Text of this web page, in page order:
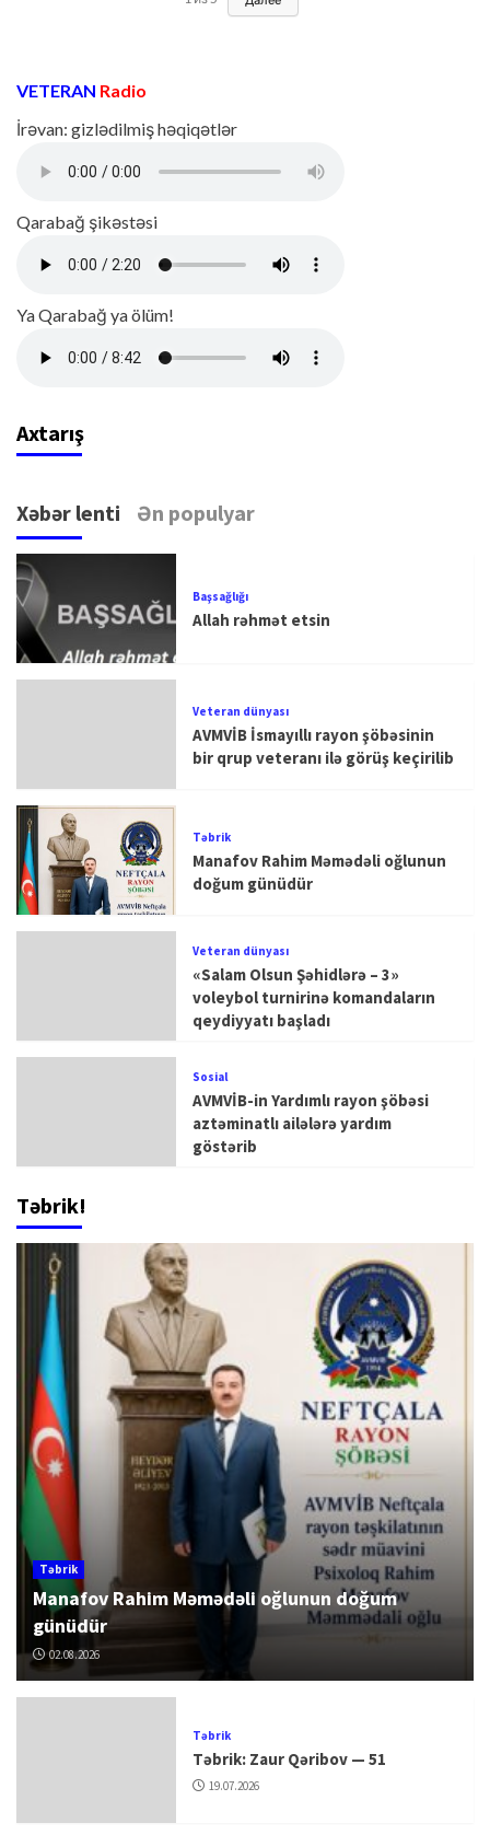
VETERAN Radio
İrəvan: gizlədilmiş həqiqətlər
Qarabağ şikəstəsi
Ya Qarabağ ya ölüm!
Axtarış
Xəbər lenti Ən populyar
Başsağlığı
Allah rəhmət etsin
Veteran dünyası
AVMVİB İsmayıllı rayon şöbəsinin
bir qrup veteranı ilə görüş keçirilib
Təbrik
Manafov Rahim Məmədəli oğlunun
doğum günüdür
Veteran dünyası
«Salam Olsun Şəhidlərə – 3»
voleybol turnirinə komandaların
qeydiyyatı başladı
Sosial
AVMVİB-in Yardımlı rayon şöbəsi
aztəminatlı ailələrə yardım
göstərib
Təbrik!
Təbrik
Manafov Rahim Məmədəli oğlunun doğum
günüdür
02.08.2026
Təbrik
Təbrik: Zaur Qəribov — 51
19.07.2026